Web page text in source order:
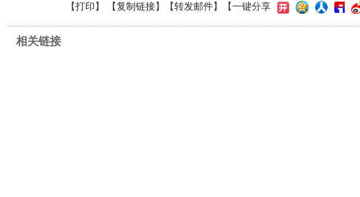
【打印 】 【复制链接】【转发邮件】【一键分享
相关链接